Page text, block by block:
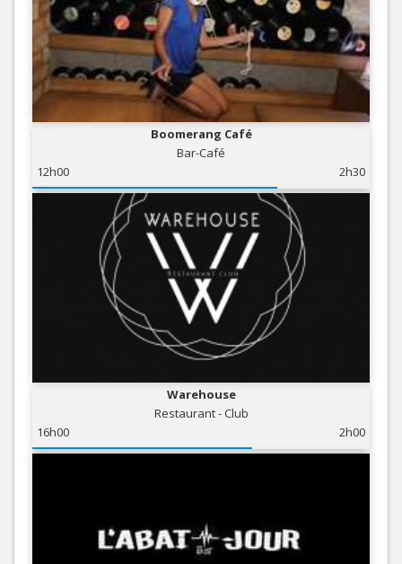
Boomerang Café
Bar-Café
12h00
2h30
Warehouse
Restaurant - Club
16h00
2h00